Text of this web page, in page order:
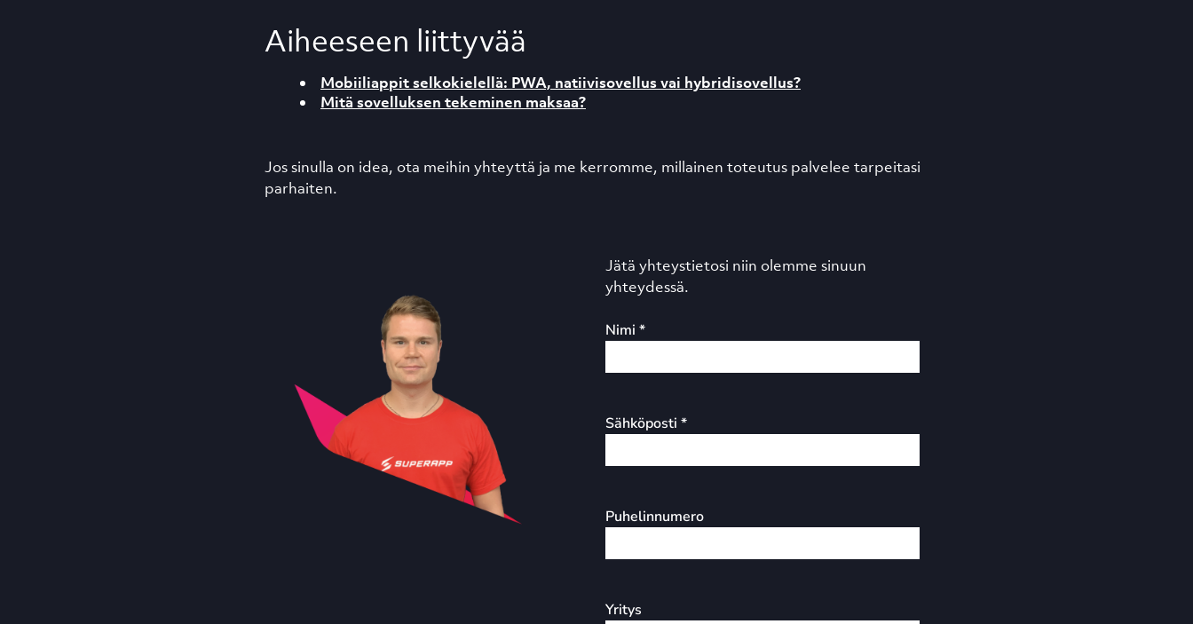
Aiheeseen liittyvää
Mobiiliappit selkokielellä: PWA, natiivisovellus vai hybridisovellus?
Mitä sovelluksen tekeminen maksaa?
Jos sinulla on idea, ota meihin yhteyttä ja me kerromme, millainen toteutus palvelee tarpeitasi
parhaiten.
Jätä yhteystietosi niin olemme sinuun
yhteydessä.
Nimi *
Sähköposti *
Puhelinnumero
Yritys